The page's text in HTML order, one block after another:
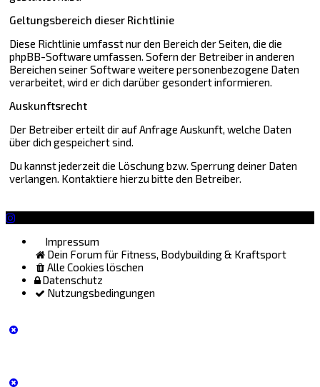
Geltungsbereich dieser Richtlinie
Diese Richtlinie umfasst nur den Bereich der Seiten, die die
phpBB-Software umfassen. Sofern der Betreiber in anderen
Bereichen seiner Software weitere personenbezogene Daten
verarbeitet, wird er dich darüber gesondert informieren.
Auskunftsrecht
Der Betreiber erteilt dir auf Anfrage Auskunft, welche Daten
über dich gespeichert sind.
Du kannst jederzeit die Löschung bzw. Sperrung deiner Daten
verlangen. Kontaktiere hierzu bitte den Betreiber.
Impressum
Dein Forum für Fitness, Bodybuilding & Kraftsport
Alle Cookies löschen
Datenschutz
Nutzungsbedingungen